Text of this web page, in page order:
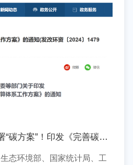
态环境部、国家统计局、工